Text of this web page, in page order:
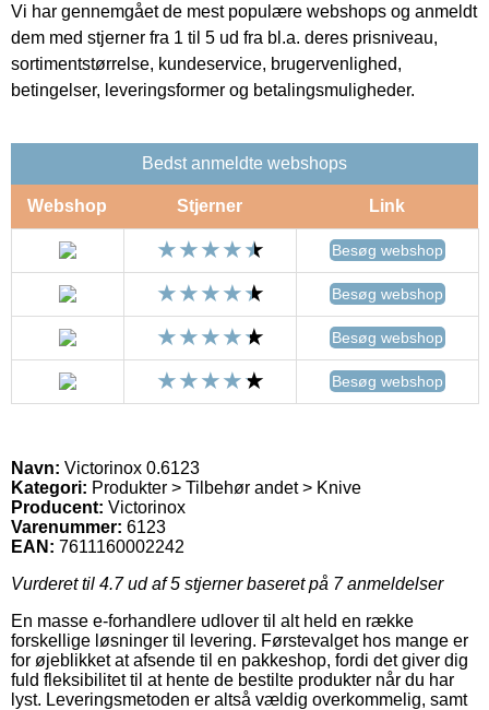
Vi har gennemgået de mest populære webshops og anmeldt
dem med stjerner fra 1 til 5 ud fra bl.a. deres prisniveau,
sortimentstørrelse, kundeservice, brugervenlighed,
betingelser, leveringsformer og betalingsmuligheder.
Bedst anmeldte webshops
Webshop Stjerner Link
Besøg webshop
Besøg webshop
Besøg webshop
Besøg webshop
Navn: Victorinox 0.6123
Kategori: Produkter > Tilbehør andet > Knive
Producent: Victorinox
Varenummer: 6123
EAN: 7611160002242
Vurderet til 4.7ud af 5 stjerner baseret på 7anmeldelser
En masse e-forhandlere udlover til alt held en række
forskellige løsninger til levering. Førstevalget hos mange er
for øjeblikket at afsende til en pakkeshop, fordi det giver dig
fuld fleksibilitet til at hente de bestilte produkter når du har
lyst. Leveringsmetoden er altså vældig overkommelig, samt